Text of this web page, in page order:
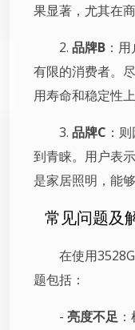
果显著，尤其在
2. 品牌B ：
有限的消费者。
用寿命和稳定性上
3. 品牌C ：
到青睐。用户表
是家居照明，能
常见问题及
在使用
题包括：
- 亮度不足